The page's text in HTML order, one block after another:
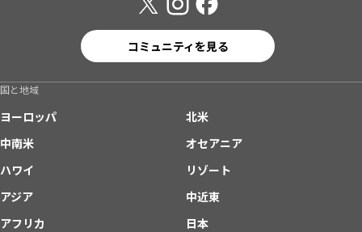
コミュニティを見る
国と地域
ヨーロッパ
北米
中南米
オセアニア
ハワイ
リゾート
アジア
中近東
アフリカ
日本